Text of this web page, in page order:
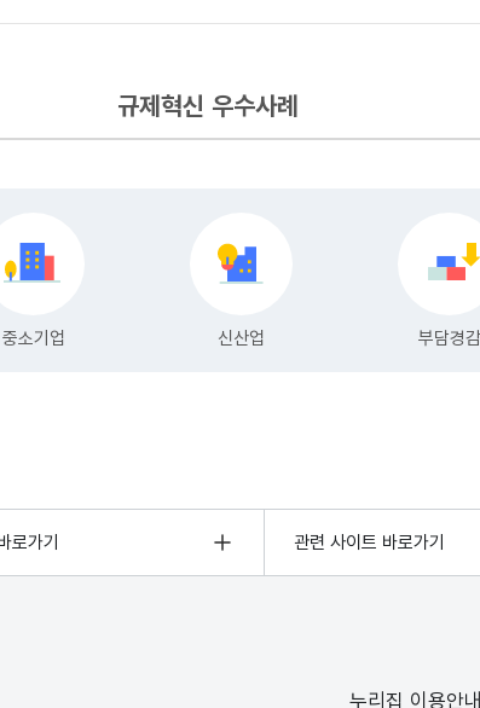
로가기 관련 사이트 바로가기
누리집 이용안내